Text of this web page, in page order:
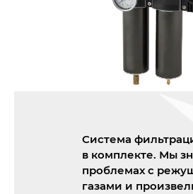
Система
в комплекте. Мы
проблемах с
газами и